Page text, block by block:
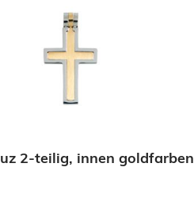
2-teilig, innen goldfarben